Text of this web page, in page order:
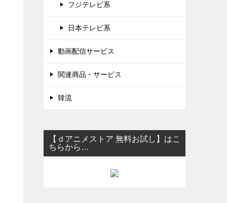
フジテレビ系
日本テレビ系
動画配信サービス
関連商品・サービス
韓流
【ｄアニメストア 無料お試し】はこ
ちらから…